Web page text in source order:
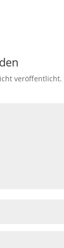
veröffentlicht.